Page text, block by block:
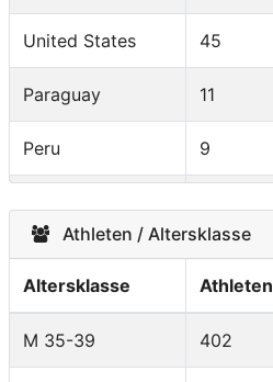
United States 45
Paraguay 11
Peru 9
United Kingdom 9
Canada 9
Italy 8
Athleten / Altersklasse
Altersklasse Athleten
M 35-39 402